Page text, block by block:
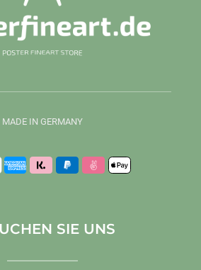
MADE IN GERMANY
SIE UNS